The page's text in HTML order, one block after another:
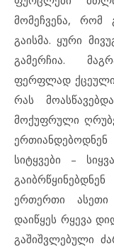
მომეჩვენა, რომ
გაისმა. ყური
გამერჩია.
ფერფლად
რას
მოქუფრული
სიტყვები –
ერთერთი ასეთი
დაიწყეს რყევა
გაშიშვლებული